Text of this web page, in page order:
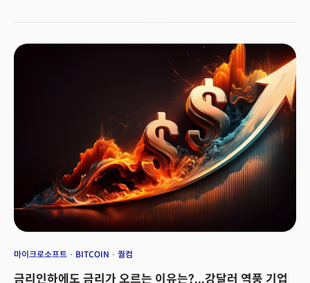
시사했다.이에 앞서 모건스탠리는 월요일 맥도날드 등급을 비중확대에서
동일비중으로 하향했고, 루프 캐피털도 지난 금요일 매수에서 보유로 등급을
내렸다. 일주일 내 세 곳의 투자회사가 연달아 등급을 하향 조정한 것은 매우
이례적이다.루이크스 애널리스트는 등급하향 이유로 체중감량 약물의 영향을
구체적으로 제시했다. 그는 "체중감량 약물이 레스토랑 수요를 재편하고
있다"며 "단순히 식욕을 억제하는 것뿐 아니라 행동 변화의 파급효과를
통해서도 영향을 미치고 있다"고 설명했다.실제 데이터에 따르면 체중감량
약물인 GLP-1의 영향력 확대는 예상보다 가파르다. 2024년 KFF 여론조사에
따르면 미국 성인 8명 중 1명이 이미 GLP-1 약물을 사용하고 있으며 35%가
이에 대한 관심을 표명하고 있다. 리서치 기업 EY-파테논의 분석에 따르면
현재 미국 성인 인구의 0.5%만이 GLP-1치료를 받고 있지만 향후 10년 내에
사용률이 13~21%로 급등해 약 3000~5000만 명의 시장을 형성할 것이란
전망이다. 문제는 GLP-1을 통한 웰빙 다이어트가 식품 업체에 미치는
파장이다. GLP-1 사용자들은 식품 구매를 11% 줄이고 특히 고칼로리 스낵과
변화가 종종 가정과 그룹 습관으로 확산되면서 시간이 지날수록 증폭되는
저소득층 소비자에 의존하는 브랜드들이 가장 위험하다"고 경고했다.
마이크로소프트 BITCOIN 퀄컴
금리인하에도 금리가 오르는 이유는?...강달러 역풍 기업